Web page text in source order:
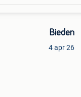
Bieden
4 apr 26